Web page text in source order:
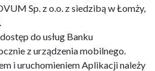
Sp. z o.o. z siedzibą w Łomży,
do usług Banku
z urządzenia mobilnego.
i uruchomieniem Aplikacji należy